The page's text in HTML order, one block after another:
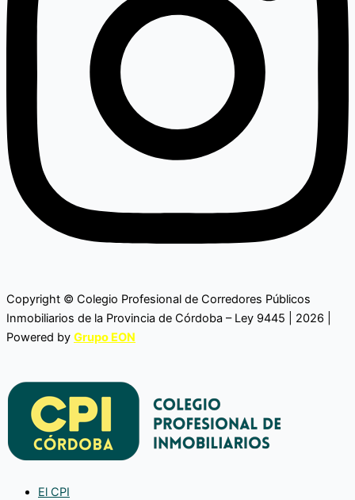
Copyright © Colegio Profesional de Corredores Públicos
Inmobiliarios de la Provincia de Córdoba – Ley 9445 | 2026 |
Powered by Grupo EON
El CPI